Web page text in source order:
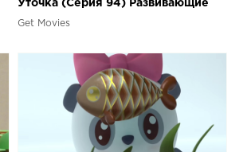
Уточка (Серия 94) Развивающие
мультики для самых маленьких
Get Movies